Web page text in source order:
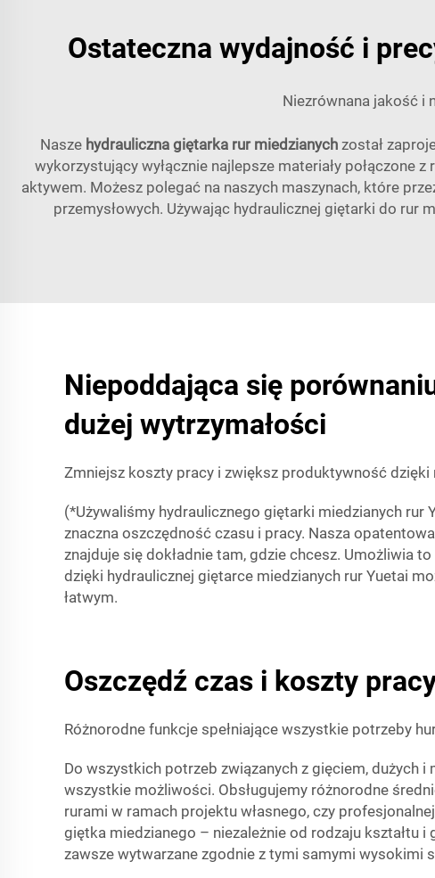
Ostateczna wydajność i
Niezrównana jakość i
Nasze hydrauliczna giętarka rur miedzianych został
wykorzystujący wyłącznie najlepsze materiały
aktywem. Możesz polegać na naszych maszynach, które
przemysłowych. Używając hydraulicznej giętarki do rur
Niepoddająca się
dużej wytrzymałości
Zmniejsz koszty pracy i zwiększ produktywność
(*Używaliśmy hydraulicznego giętarki miedzianych rur
znaczna oszczędność czasu i pracy. Nasza
znajduje się dokładnie tam, gdzie chcesz. Umożliwia
dzięki hydraulicznej giętarce miedzianych rur Yuetai
łatwym.
Oszczędź czas i koszty
Różnorodne funkcje spełniające wszystkie potrzeby
Do wszystkich potrzeb związanych z gięciem, dużych i
wszystkie możliwości. Obsługujemy różnorodne
rurami w ramach projektu własnego, czy
giętka miedzianego – niezależnie od rodzaju kształtu
zawsze wytwarzane zgodnie z tymi samymi wysokimi